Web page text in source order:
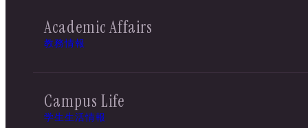
Academic Affairs
教務情報
Campus Life
学生生活情報